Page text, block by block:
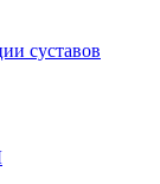
суставов